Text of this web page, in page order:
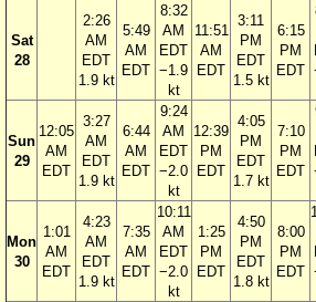
Sat
28
2:26
AM
EDT
1.9 kt
5:49
AM
EDT
8:32
AM
EDT
−1.9
kt
11:51
AM
EDT
3:11
PM
EDT
1.5 kt
6:15
PM
EDT
Sun
29
12:05
AM
EDT
3:27
AM
EDT
1.9 kt
6:44
AM
EDT
9:24
AM
EDT
−2.0
kt
12:39
PM
EDT
4:05
PM
EDT
1.7 kt
7:10
PM
EDT
Mon
30
1:01
AM
EDT
4:23
AM
EDT
1.9 kt
7:35
AM
EDT
10:11
AM
EDT
−2.0
kt
1:25
PM
EDT
4:50
PM
EDT
1.8 kt
8:00
PM
EDT